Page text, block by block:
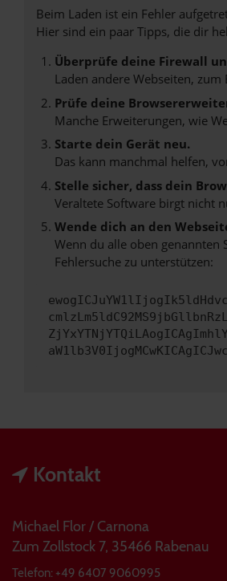
Beim Laden ist ein Fehler
Hier sind ein paar Tipps, die dir
Überprüfe deine Firewall
Laden andere Webseiten, zum
Prüfe deine
Manche Erweiterungen, wie
Starte dein Gerät neu.
Das kann manchmal helfen,
Stelle sicher, dass dein
Veraltete Software birgt nicht
Wende dich an den
Wenn du alle oben genannten
Fehlersuche zu unterstützen:
Kontakt
Michael Flor / Carnona
Zum Zollstock 7, 35466 Rabenau
Telefon: +49 6407 9060995